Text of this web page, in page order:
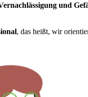
und
, das heißt, wir